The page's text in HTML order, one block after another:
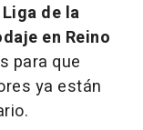
de la
en Reino
para que
ya están